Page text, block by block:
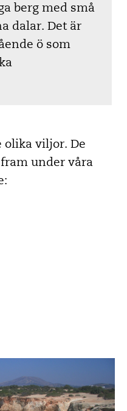
berg med små
dalar. Det är
ö som
viljor. De
under våra